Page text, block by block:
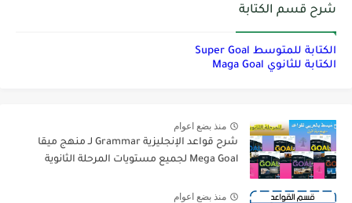
شرح قسم الكتابة
الكتابة للمتوسط Super Goal
الكتابة للثانوي Maga Goal
منذ بضع اعوام
شرح قواعد الإنجليزية Grammar لـ منهج ميقا
Mega Goal لجميع مستويات المرحلة الثانوية
منذ بضع اعوام